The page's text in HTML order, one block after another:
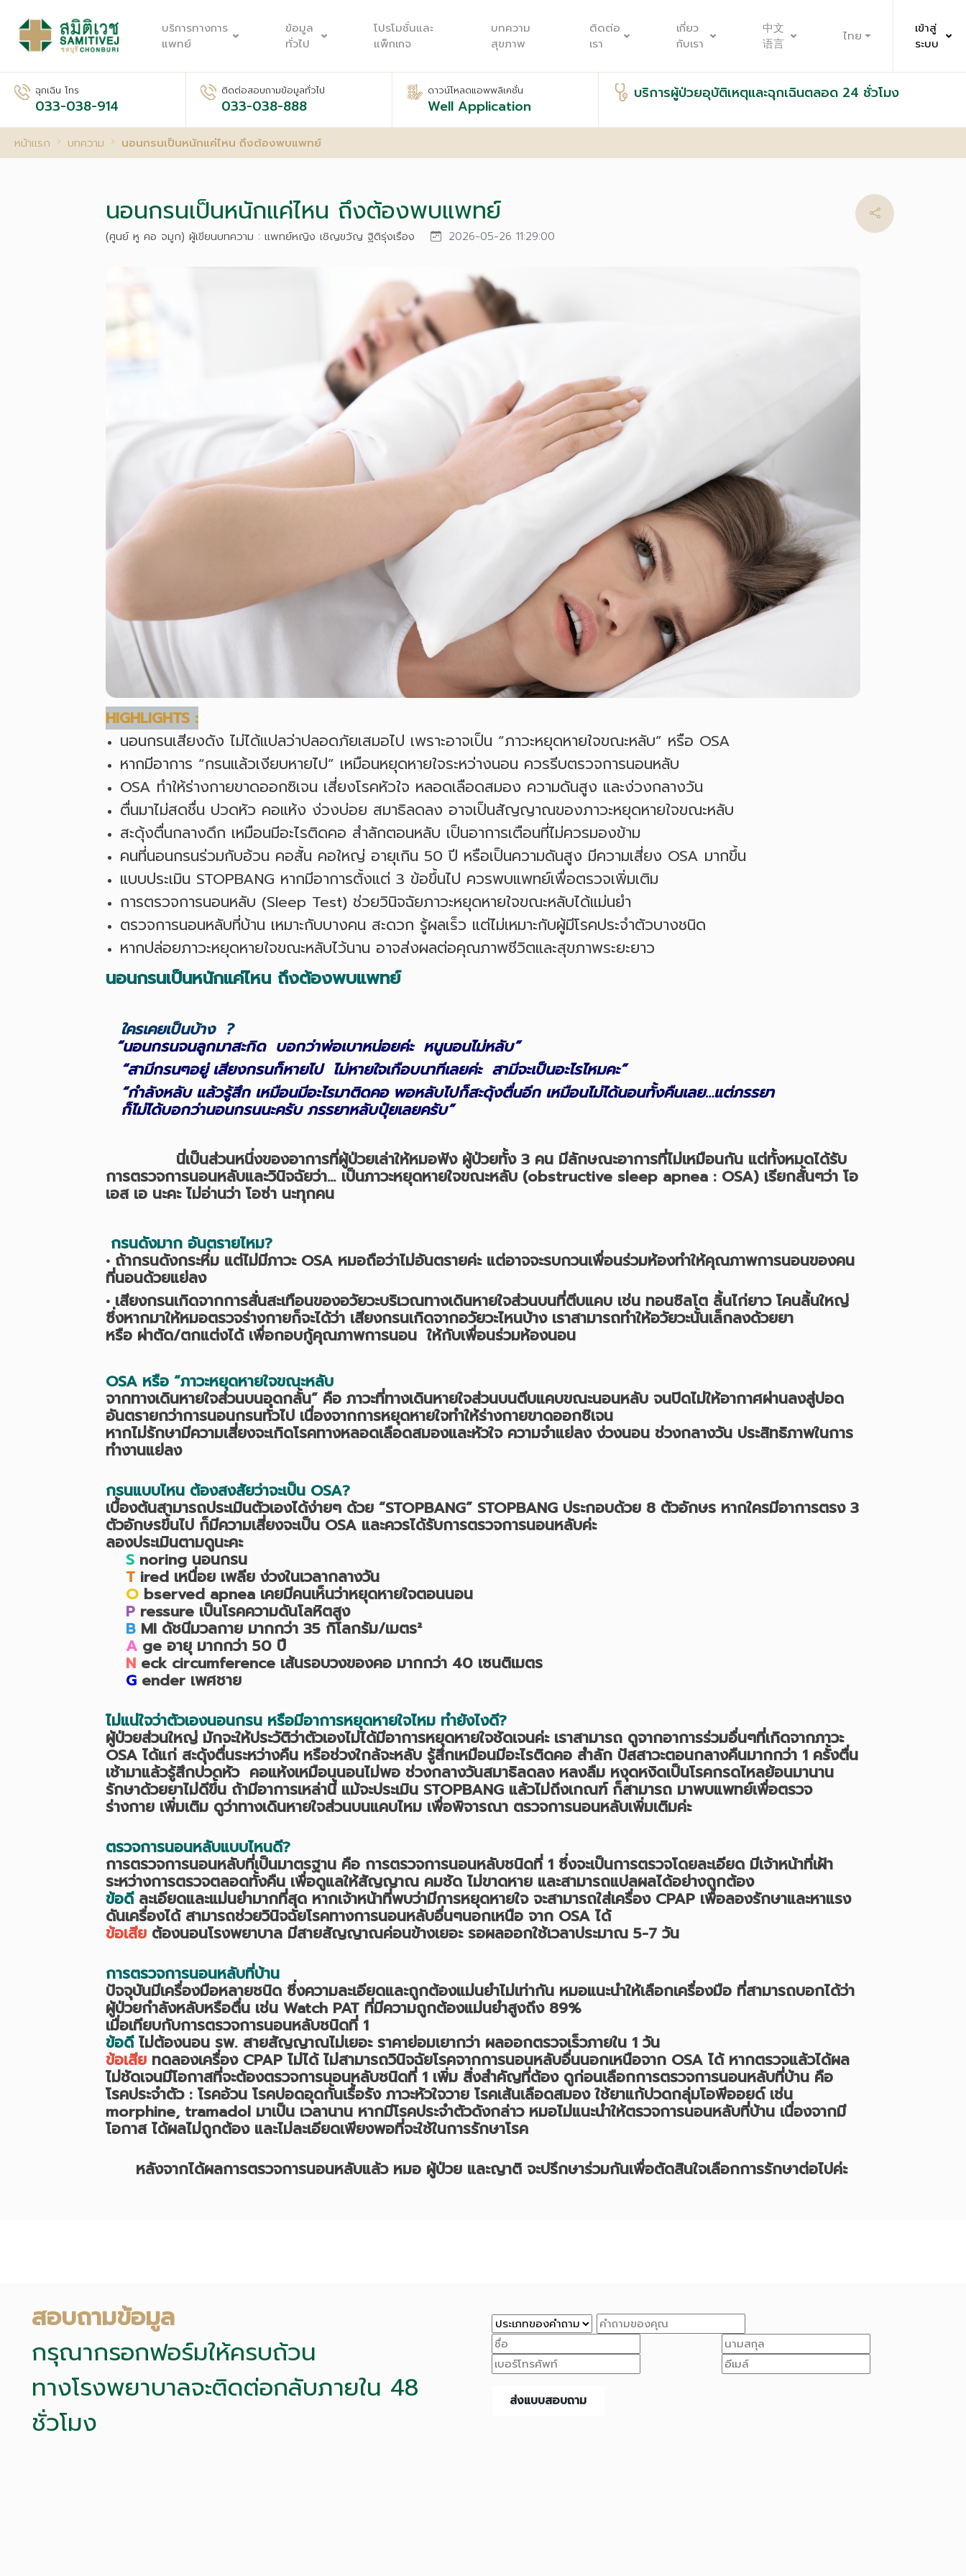
บริการทางการ
แพทย์
ข้อมูล
ทั่วไป
โปรโมชั่นและ
แพ็กเกจ
บทความ
สุขภาพ
ติดต่อ
เรา
เกี่ยว
กับเรา
中文
语言
ไทย
เข้าสู่
ระบบ
ฉุกเฉิน โทร
033-038-914
ติดต่อสอบถามข้อมูลทั่วไป
033-038-888
ดาวน์โหลดแอพพลิเคชั่น
Well Application
บริการผู้ป่วยอุบัติเหตุและฉุกเฉินตลอด 24 ชั่วโมง
หน้าแรก บทความ นอนกรนเป็นหนักแค่ไหน ถึงต้องพบแพทย์
นอนกรนเป็นหนักแค่ไหน ถึงต้องพบแพทย์
(ศูนย์ หู คอ จมูก) ผู้เขียนบทความ : แพทย์หญิง เชิญขวัญ ฐิติรุ่งเรือง 2026-05-26 11:29:00
HIGHLIGHTS :
นอนกรนเสียงดัง ไม่ได้แปลว่าปลอดภัยเสมอไป เพราะอาจเป็น “ภาวะหยุดหายใจขณะหลับ” หรือ OSA
หากมีอาการ “กรนแล้วเงียบหายไป” เหมือนหยุดหายใจระหว่างนอน ควรรีบตรวจการนอนหลับ
OSA ทำให้ร่างกายขาดออกซิเจน เสี่ยงโรคหัวใจ หลอดเลือดสมอง ความดันสูง และง่วงกลางวัน
ตื่นมาไม่สดชื่น ปวดหัว คอแห้ง ง่วงบ่อย สมาธิลดลง อาจเป็นสัญญาณของภาวะหยุดหายใจขณะหลับ
สะดุ้งตื่นกลางดึก เหมือนมีอะไรติดคอ สำลักตอนหลับ เป็นอาการเตือนที่ไม่ควรมองข้าม
คนที่นอนกรนร่วมกับอ้วน คอสั้น คอใหญ่ อายุเกิน 50 ปี หรือเป็นความดันสูง มีความเสี่ยง OSA มากขึ้น
แบบประเมิน STOPBANG หากมีอาการตั้งแต่ 3 ข้อขึ้นไป ควรพบแพทย์เพื่อตรวจเพิ่มเติม
การตรวจการนอนหลับ (Sleep Test) ช่วยวินิจฉัยภาวะหยุดหายใจขณะหลับได้แม่นยำ
ตรวจการนอนหลับที่บ้าน เหมาะกับบางคน สะดวก รู้ผลเร็ว แต่ไม่เหมาะกับผู้มีโรคประจำตัวบางชนิด
หากปล่อยภาวะหยุดหายใจขณะหลับไว้นาน อาจส่งผลต่อคุณภาพชีวิตและสุขภาพระยะยาว
นอนกรนเป็นหนักแค่ไหน ถึงต้องพบแพทย์
ใครเคยเป็นบ้าง ?
“นอนกรนจนลูกมาสะกิด บอกว่าพ่อเบาหน่อยค่ะ หนูนอนไม่หลับ”
“สามีกรนๆอยู่ เสียงกรนก็หายไป ไม่หายใจเกือบนาทีเลยค่ะ สามีจะเป็นอะไรไหมคะ”
“กำลังหลับ แล้วรู้สึก เหมือนมีอะไรมาติดคอ พอหลับไปก็สะดุ้งตื่นอีก เหมือนไม่ได้นอนทั้งคืนเลย…แต่ภรรยา
ก็ไม่ได้บอกว่านอนกรนนะครับ ภรรยาหลับปุ๋ยเลยครับ”
นี่เป็นส่วนหนึ่งของอาการที่ผู้ป่วยเล่าให้หมอฟัง ผู้ป่วยทั้ง 3 คน มีลักษณะอาการที่ไม่เหมือนกัน แต่ทั้งหมดได้รับ
การตรวจการนอนหลับและวินิจฉัยว่า… เป็นภาวะหยุดหายใจขณะหลับ (obstructive sleep apnea : OSA) เรียกสั้นๆว่า โอ
เอส เอ นะคะ ไม่อ่านว่า โอซ่า นะทุกคน
กรนดังมาก อันตรายไหม?
• ถ้ากรนดังกระหึ่ม แต่ไม่มีภาวะ OSA หมอถือว่าไม่อันตรายค่ะ แต่อาจจะรบกวนเพื่อนร่วมห้องทำให้คุณภาพการนอนของคน
ที่นอนด้วยแย่ลง
• เสียงกรนเกิดจากการสั่นสะเทือนของอวัยวะบริเวณทางเดินหายใจส่วนบนที่ตีบแคบ เช่น ทอนซิลโต ลิ้นไก่ยาว โคนลิ้นใหญ่
ซึ่งหากมาให้หมอตรวจร่างกายก็จะได้ว่า เสียงกรนเกิดจากอวัยวะไหนบ้าง เราสามารถทำให้อวัยวะนั้นเล็กลงด้วยยา
หรือ ผ่าตัด/ตกแต่งได้ เพื่อกอบกู้คุณภาพการนอน ให้กับเพื่อนร่วมห้องนอน
OSA หรือ “ภาวะหยุดหายใจขณะหลับ
จากทางเดินหายใจส่วนบนอุดกลั้น” คือ ภาวะที่ทางเดินหายใจส่วนบนตีบแคบขณะนอนหลับ จนปิดไม่ให้อากาศผ่านลงสู่ปอด
อันตรายกว่าการนอนกรนทั่วไป เนื่องจากการหยุดหายใจทำให้ร่างกายขาดออกซิเจน
หากไม่รักษามีความเสี่ยงจะเกิดโรคทางหลอดเลือดสมองและหัวใจ ความจำแย่ลง ง่วงนอน ช่วงกลางวัน ประสิทธิภาพในการ
ทำงานแย่ลง
กรนแบบไหน ต้องสงสัยว่าจะเป็น OSA?
เบื้องต้นสามารถประเมินตัวเองได้ง่ายๆ ด้วย “STOPBANG” STOPBANG ประกอบด้วย 8 ตัวอักษร หากใครมีอาการตรง 3
ตัวอักษรขึ้นไป ก็มีความเสี่ยงจะเป็น OSA และควรได้รับการตรวจการนอนหลับค่ะ
ลองประเมินตามดูนะคะ
S noring นอนกรน
T ired เหนื่อย เพลีย ง่วงในเวลากลางวัน
O bserved apnea เคยมีคนเห็นว่าหยุดหายใจตอนนอน
P ressure เป็นโรคความดันโลหิตสูง
B MI ดัชนีมวลกาย มากกว่า 35 กิโลกรัม/เมตร²
A ge อายุ มากกว่า 50 ปี
N eck circumference เส้นรอบวงของคอ มากกว่า 40 เซนติเมตร
G ender เพศชาย
ไม่แน่ใจว่าตัวเองนอนกรน หรือมีอาการหยุดหายใจไหม ทำยังไงดี?
ผู้ป่วยส่วนใหญ่ มักจะให้ประวัติว่าตัวเองไม่ได้มีอาการหยุดหายใจชัดเจนค่ะ เราสามารถ ดูจากอาการร่วมอื่นๆที่เกิดจากภาวะ
OSA ได้แก่ สะดุ้งตื่นระหว่างคืน หรือช่วงใกล้จะหลับ รู้สึกเหมือนมีอะไรติดคอ สำลัก ปัสสาวะตอนกลางคืนมากกว่า 1 ครั้งตื่น
เช้ามาแล้วรู้สึกปวดหัว คอแห้งเหมือนนอนไม่พอ ช่วงกลางวันสมาธิลดลง หลงลืม หงุดหงิดเป็นโรคกรดไหลย้อนมานาน
รักษาด้วยยาไม่ดีขึ้น ถ้ามีอาการเหล่านี้ แม้จะประเมิน STOPBANG แล้วไม่ถึงเกณฑ์ ก็สามารถ มาพบแพทย์เพื่อตรวจ
ร่างกาย เพิ่มเติม ดูว่าทางเดินหายใจส่วนบนแคบไหม เพื่อพิจารณา ตรวจการนอนหลับเพิ่มเติมค่ะ
ตรวจการนอนหลับแบบไหนดี?
การตรวจการนอนหลับที่เป็นมาตรฐาน คือ การตรวจการนอนหลับชนิดที่ 1 ซึ่งจะเป็นการตรวจโดยละเอียด มีเจ้าหน้าที่เฝ้า
ระหว่างการตรวจตลอดทั้งคืน เพื่อดูแลให้สัญญาณ คมชัด ไม่ขาดหาย และสามารถแปลผลได้อย่างถูกต้อง
ข้อดีละเอียดและแม่นยำมากที่สุด หากเจ้าหน้าที่พบว่ามีการหยุดหายใจ จะสามารถใส่เครื่อง CPAP เพื่อลองรักษาและหาแรง
ดันเครื่องได้ สามารถช่วยวินิจฉัยโรคทางการนอนหลับอื่นๆนอกเหนือ จาก OSA ได้
ข้อเสีย ต้องนอนโรงพยาบาล มีสายสัญญาณค่อนข้างเยอะ รอผลออกใช้เวลาประมาณ 5-7 วัน
การตรวจการนอนหลับที่บ้าน
ปัจจุบันมีเครื่องมือหลายชนิด ซึ่งความละเอียดและถูกต้องแม่นยำไม่เท่ากัน หมอแนะนำให้เลือกเครื่องมือ ที่สามารถบอกได้ว่า
ผู้ป่วยกำลังหลับหรือตื่น เช่น Watch PAT ที่มีความถูกต้องแม่นยำสูงถึง 89%
เมื่อเทียบกับการตรวจการนอนหลับชนิดที่ 1
ข้อดีไม่ต้องนอน รพ. สายสัญญาณไม่เยอะ ราคาย่อมเยากว่า ผลออกตรวจเร็วภายใน 1 วัน
ข้อเสีย ทดลองเครื่อง CPAP ไม่ได้ ไม่สามารถวินิจฉัยโรคจากการนอนหลับอื่นนอกเหนือจาก OSA ได้ หากตรวจแล้วได้ผล
ไม่ชัดเจนมีโอกาสที่จะต้องตรวจการนอนหลับชนิดที่ 1 เพิ่ม สิ่งสำคัญที่ต้อง ดูก่อนเลือกการตรวจการนอนหลับที่บ้าน คือ
โรคประจำตัว : โรคอ้วน โรคปอดอุดกั้นเรื้อรัง ภาวะหัวใจวาย โรคเส้นเลือดสมอง ใช้ยาแก้ปวดกลุ่มโอพีออยด์ เช่น
morphine, tramadol มาเป็น เวลานาน หากมีโรคประจำตัวดังกล่าว หมอไม่แนะนำให้ตรวจการนอนหลับที่บ้าน เนื่องจากมี
โอกาส ได้ผลไม่ถูกต้อง และไม่ละเอียดเพียงพอที่จะใช้ในการรักษาโรค
หลังจากได้ผลการตรวจการนอนหลับแล้ว หมอ ผู้ป่วย และญาติ จะปรึกษาร่วมกันเพื่อตัดสินใจเลือกการรักษาต่อไปค่ะ
สอบถามข้อมูล
กรุณากรอกฟอร์มให้ครบถ้วน
ทางโรงพยาบาลจะติดต่อกลับภายใน 48
ชั่วโมง
ส่งแบบสอบถาม